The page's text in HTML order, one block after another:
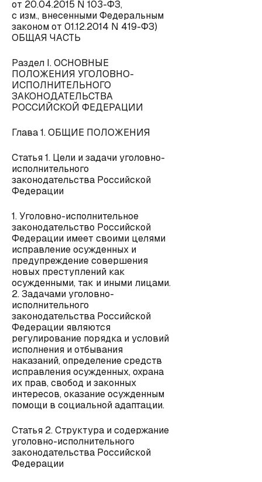
от 20.04.2015 N 103-ФЗ,
с изм., внесенными Федеральным
законом от 01.12.2014 N 419-ФЗ)
ОБЩАЯ ЧАСТЬ
Раздел I. ОСНОВНЫЕ
ПОЛОЖЕНИЯ УГОЛОВНО-
ИСПОЛНИТЕЛЬНОГО
ЗАКОНОДАТЕЛЬСТВА
РОССИЙСКОЙ ФЕДЕРАЦИИ
Глава 1. ОБЩИЕ ПОЛОЖЕНИЯ
Статья 1. Цели и задачи уголовно-
исполнительного
законодательства Российской
Федерации
1. Уголовно-исполнительное
законодательство Российской
Федерации имеет своими целями
исправление осужденных и
предупреждение совершения
новых преступлений как
осужденными, так и иными лицами.
2. Задачами уголовно-
исполнительного
законодательства Российской
Федерации являются
регулирование порядка и условий
исполнения и отбывания
наказаний, определение средств
исправления осужденных, охрана
их прав, свобод и законных
интересов, оказание осужденным
помощи в социальной адаптации.
Статья 2. Структура и содержание
уголовно-исполнительного
законодательства Российской
Федерации